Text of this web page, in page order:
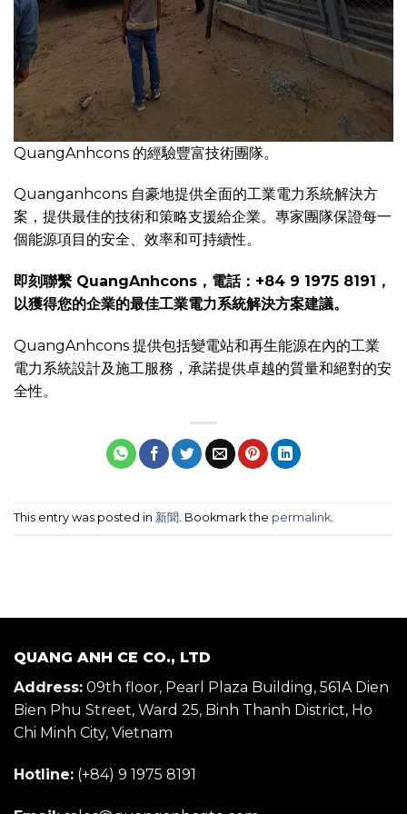
QuangAnhcons 的經驗豐富技術團隊。
Quanganhcons 自豪地提供全面的工業電力系統解決方
案，提供最佳的技術和策略支援給企業。專家團隊保證每一
個能源項目的安全、效率和可持續性。
即刻聯繫 QuangAnhcons，電話：+84 9 1975 8191，
以獲得您的企業的最佳工業電力系統解決方案建議。
QuangAnhcons 提供包括變電站和再生能源在內的工業
電力系統設計及施工服務，承諾提供卓越的質量和絕對的安
全性。
This entry was posted in 新聞. Bookmark the permalink.
QUANG ANH CE CO., LTD
Address: 09th floor, Pearl Plaza Building, 561A Dien
Bien Phu Street, Ward 25, Binh Thanh District, Ho
Chi Minh City, Vietnam
Hotline: (+84) 9 1975 8191